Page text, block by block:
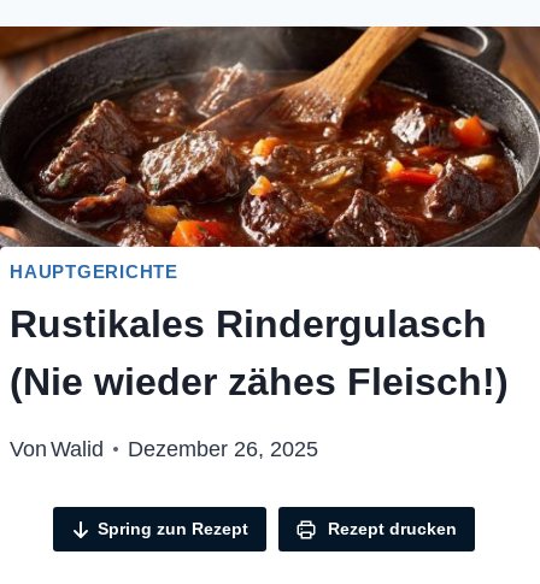
HAUPTGERICHTE
Rustikales Rindergulasch
(Nie wieder zähes Fleisch!)
Von Walid Dezember 26, 2025
Spring zun Rezept Rezept drucken